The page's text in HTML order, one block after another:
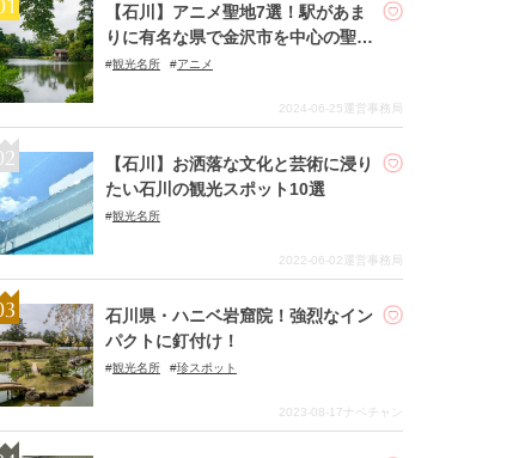
【石川】アニメ聖地7選！駅があま
りに有名な県で金沢市を中心の聖地
巡礼
観光名所 アニメ
2024-06-25運営事務局
【石川】お洒落な文化と芸術に浸り
たい石川の観光スポット10選
観光名所
2022-06-02運営事務局
石川県・ハニベ岩窟院！強烈なイン
パクトに釘付け！
観光名所 珍スポット
2023-08-17ナベチャン